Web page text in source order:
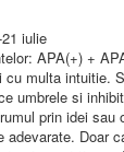
iulie
APA(+) +
cu multa intuitie.
umbrele si
prin idei
adevarate. Doar